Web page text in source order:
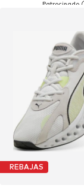
REBAJAS